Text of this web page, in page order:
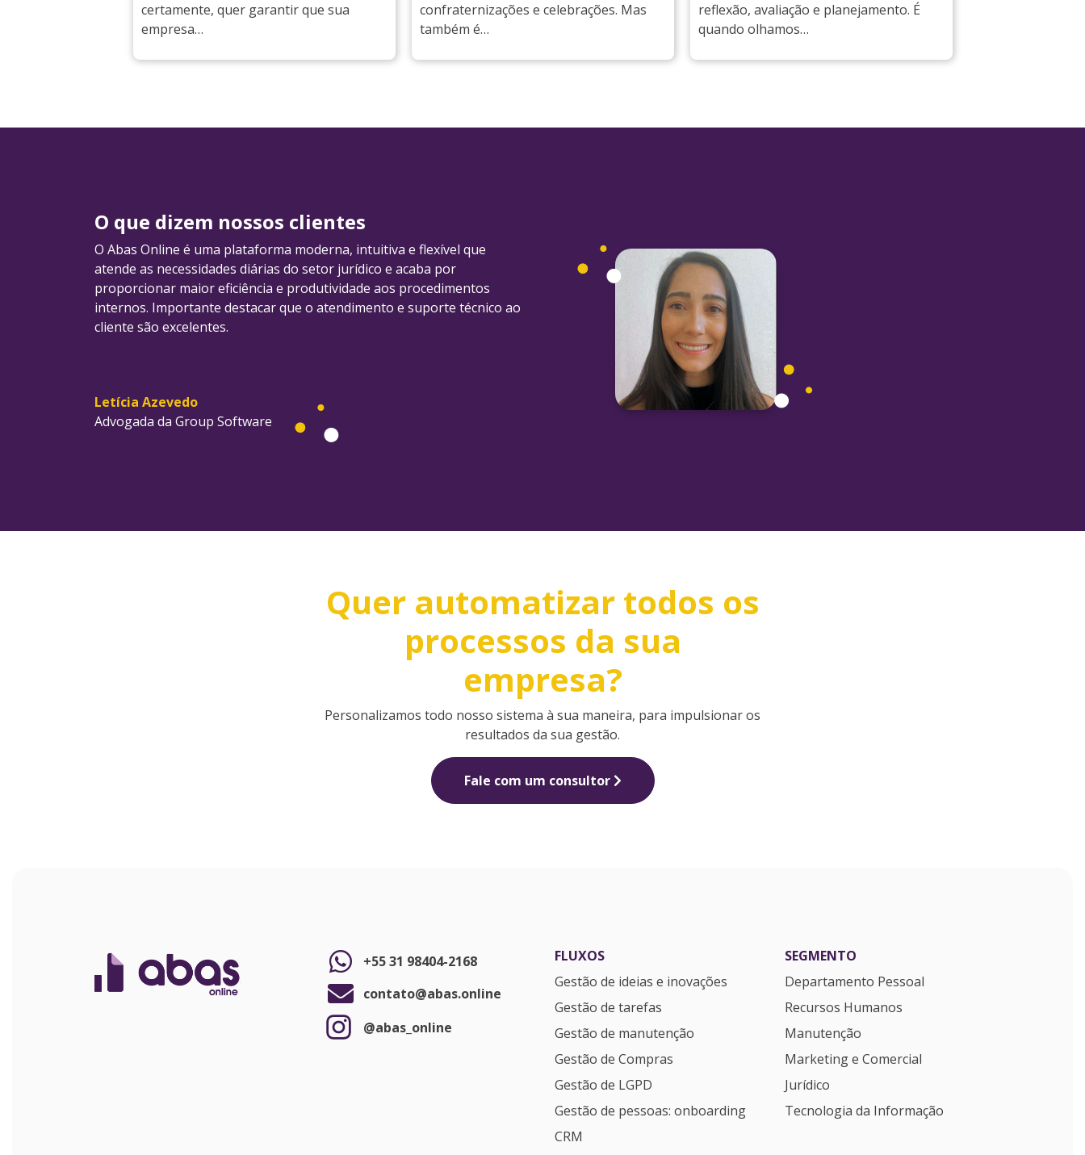
certamente, quer garantir que sua
empresa…
confraternizações e celebrações. Mas
também é…
reflexão, avaliação e planejamento. É
quando olhamos…
O que dizem nossos clientes
O Abas Online é uma plataforma moderna, intuitiva e flexível que
atende as necessidades diárias do setor jurídico e acaba por
proporcionar maior eficiência e produtividade aos procedimentos
internos. Importante destacar que o atendimento e suporte técnico ao
cliente são excelentes.
Letícia Azevedo
Advogada da Group Software
Quer automatizar todos os
processos da sua
empresa?
Personalizamos todo nosso sistema à sua maneira, para impulsionar os
resultados da sua gestão.
Fale com um consultor
+55 31 98404-2168
contato@abas.online
@abas_online
FLUXOS
Gestão de ideias e inovações
Gestão de tarefas
Gestão de manutenção
Gestão de Compras
Gestão de LGPD
Gestão de pessoas: onboarding
CRM
SEGMENTO
Departamento Pessoal
Recursos Humanos
Manutenção
Marketing e Comercial
Jurídico
Tecnologia da Informação